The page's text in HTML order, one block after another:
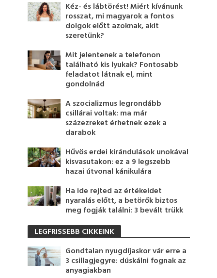
Kéz- és lábtörést! Miért kívánunk
rosszat, mi magyarok a fontos
dolgok előtt azoknak, akit
szeretünk?
Mit jelentenek a telefonon
található kis lyukak? Fontosabb
feladatot látnak el, mint
gondolnád
A szocializmus legrondább
csillárai voltak: ma már
százezreket érhetnek ezek a
darabok
Hűvös erdei kirándulások unokával
kisvasutakon: ez a 9 legszebb
hazai útvonal kánikulára
Ha ide rejted az értékeidet
nyaralás előtt, a betörők biztos
meg fogják találni: 3 bevált trükk
LEGFRISSEBB CIKKEINK
Gondtalan nyugdíjaskor vár erre a
3 csillagjegyre: dúskálni fognak az
anyagiakban